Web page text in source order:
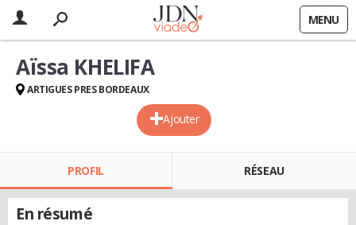
MENU
Ajouter
Aïssa KHELIFA
ARTIGUES PRES BORDEAUX
PROFIL RÉSEAU
En résumé